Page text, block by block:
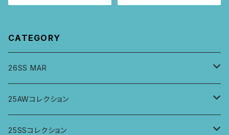
CATEGORY
26SS MAR
トップス
ジャケット、羽織
25AWコレクション
トップス
25SSコレクション